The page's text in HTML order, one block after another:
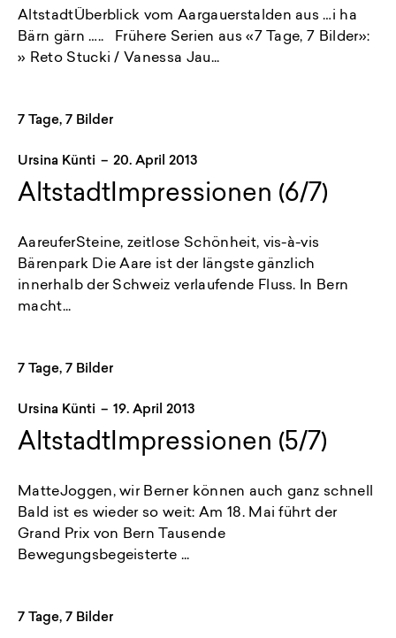
AltstadtÜberblick vom Aargauerstalden aus …i ha
Bärn gärn ….. Frühere Serien aus «7 Tage, 7 Bilder»:
» Reto Stucki / Vanessa Jau...
7 Tage, 7 Bilder
Ursina Künti – 20. April 2013
AltstadtImpressionen (6/7)
AareuferSteine, zeitlose Schönheit, vis-à-vis
Bärenpark Die Aare ist der längste gänzlich
innerhalb der Schweiz verlaufende Fluss. In Bern
macht...
7 Tage, 7 Bilder
Ursina Künti – 19. April 2013
AltstadtImpressionen (5/7)
MatteJoggen, wir Berner können auch ganz schnell
Bald ist es wieder so weit: Am 18. Mai führt der
Grand Prix von Bern Tausende
Bewegungsbegeisterte ...
7 Tage, 7 Bilder